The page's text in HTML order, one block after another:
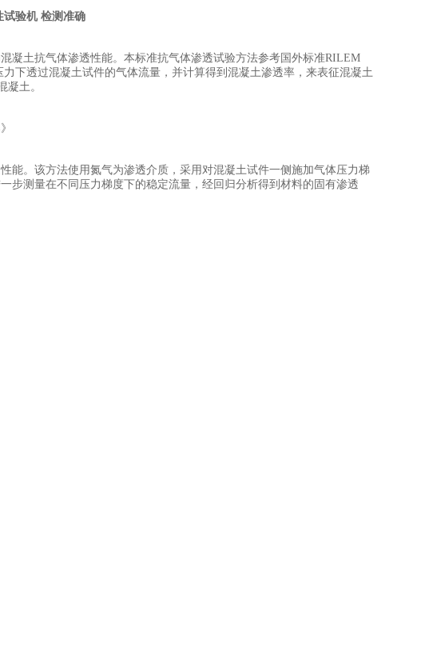
试验机 检测准确
凝土抗气体渗透性能。本标准抗气体渗透试验方法参考国外标准RILEM
下透过混凝土试件的气体流量，并计算得到混凝土渗透率，来表征混凝土
凝土。
能。该方法使用氮气为渗透介质，采用对混凝土试件一侧施加气体压力梯
步测量在不同压力梯度下的稳定流量，经回归分析得到材料的固有渗透